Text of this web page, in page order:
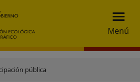
Menú
pública